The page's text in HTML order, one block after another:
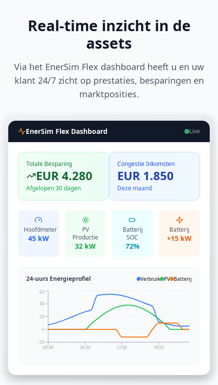
Real-time inzicht in de
assets
Via het EnerSim Flex dashboard heeft u en uw
klant 24/7 zicht op prestaties, besparingen en
marktposities.
EnerSim Flex Dashboard Live
Totale Besparing
EUR 4.280
Afgelopen 30 dagen
Congestie Inkomsten
EUR 1.850
Deze maand
Hoofdmeter
45 kW
PV
Productie
32 kW
Batterij
SOC
72%
Batterij
+15 kW
24-uurs Energieprofiel Verbruik PV Batterij
00:00 06:00 12:00 18:00
-20
0
20
40
60